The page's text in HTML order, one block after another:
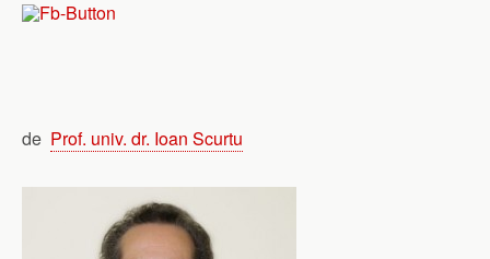
de Prof. univ. dr. Ioan Scurtu